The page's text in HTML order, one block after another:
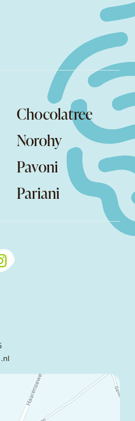
Chocolatree
Norohy
Pavoni
Pariani